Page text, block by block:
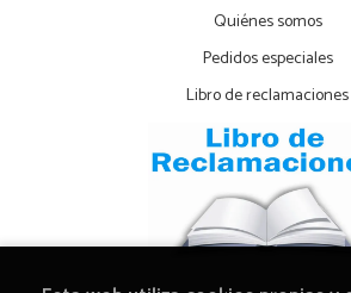
Quiénes somos
Pedidos especiales
Libro de reclamaciones